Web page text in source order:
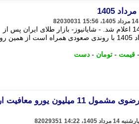
82030031
قیمت طلا امروز چهارشنبه 14 مرداد 1405 اعلام شد. - شایانیوز- بازار طلای ایران پس از
تعطیلات اربعین امروز چهارشنبه 14 مرداد 1405 با روندی صعودی همراه است از
قیمت - تومان - دست
واردات مواداولیه در خراسان رضوی مشمول 11 میلیون یورو
82029351